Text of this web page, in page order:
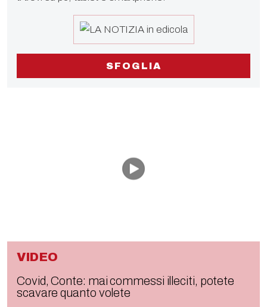
SFOGLIA
VIDEO
Covid, Conte: mai commessi illeciti, potete
scavare quanto volete